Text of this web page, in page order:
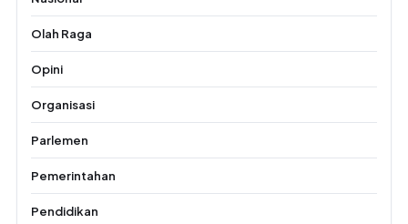
Olah Raga
Opini
Organisasi
Parlemen
Pemerintahan
Pendidikan